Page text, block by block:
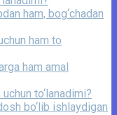
ham, bog‘chadan
ham to
ham amal
to‘lanadimi?
bo‘lib ishlaydigan